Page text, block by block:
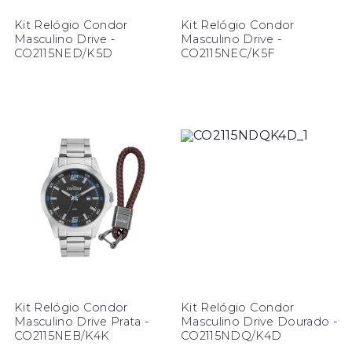
Kit Relógio Condor
Masculino Drive -
CO2115NED/K5D
Kit Relógio Condor
Masculino Drive -
CO2115NEC/K5F
Kit Relógio Condor
Masculino Drive Prata -
CO2115NEB/K4K
Kit Relógio Condor
Masculino Drive Dourado -
CO2115NDQ/K4D